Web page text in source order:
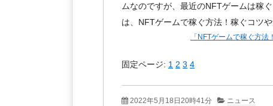
ムなのですが、最近のNFTゲームは稼
は、NFTゲームで稼ぐ方法！稼ぐコツ
「NFTゲームで稼ぐ方
固定ページ: 1 2 3 4
2022年5月18日20時41分 ニュース